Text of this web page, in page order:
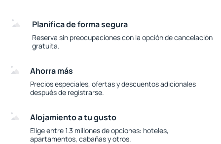
Planifica de forma segura
Reserva sin preocupaciones con la opción de cancelación
gratuita.
Ahorra más
Precios especiales, ofertas y descuentos adicionales
después de registrarse.
Alojamiento a tu gusto
Elige entre 1.3 millones de opciones: hoteles,
apartamentos, cabañas y otros.